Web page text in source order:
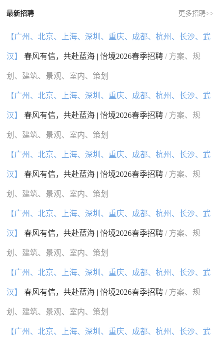
最新招聘 更多招聘>>
【广州、北京、上海、深圳、重庆、成都、杭州、长沙、武
汉】 春风有信，共赴蓝海 | 怡境2026春季招聘/ 方案、规
划、建筑、景观、室内、策划
【广州、北京、上海、深圳、重庆、成都、杭州、长沙、武
汉】 春风有信，共赴蓝海 | 怡境2026春季招聘/ 方案、规
划、建筑、景观、室内、策划
【广州、北京、上海、深圳、重庆、成都、杭州、长沙、武
汉】 春风有信，共赴蓝海 | 怡境2026春季招聘/ 方案、规
划、建筑、景观、室内、策划
【广州、北京、上海、深圳、重庆、成都、杭州、长沙、武
汉】 春风有信，共赴蓝海 | 怡境2026春季招聘/ 方案、规
划、建筑、景观、室内、策划
【广州、北京、上海、深圳、重庆、成都、杭州、长沙、武
汉】 春风有信，共赴蓝海 | 怡境2026春季招聘/ 方案、规
划、建筑、景观、室内、策划
【广州、北京、上海、深圳、重庆、成都、杭州、长沙、武